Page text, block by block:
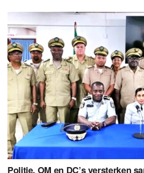
Politie, OM en DC’s versterken